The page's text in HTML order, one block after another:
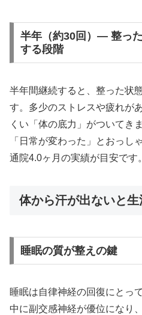
半年（約30回）— 整っ
する段階
半年間継続すると、整った状
す。多少のストレスや疲れが
くい「体の底力」がついてき
「日常が変わった」とおっし
通院4.0ヶ月の実績が目安です。
体から汗が出ないと
睡眠の質が整えの鍵
睡眠は自律神経の回復にとっ
中に副交感神経が優位になり